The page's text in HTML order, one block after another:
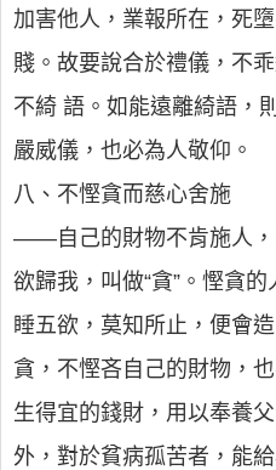
加害他人，業報所在，死
賤。故要說合於禮儀，不
不綺 語。如能遠離綺語，
嚴威儀，也必為人敬仰。
八、不慳貪而慈心舍施
——自己的財物不肯施人，
欲歸我，叫做“貪”。慳貪
睡五欲，莫知所止，便會
貪，不慳吝自己的財物，
生得宜的錢財，用以奉養
外，對於貧病孤苦者，能